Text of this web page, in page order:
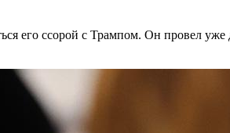
его ссорой с Трампом. Он провел уже